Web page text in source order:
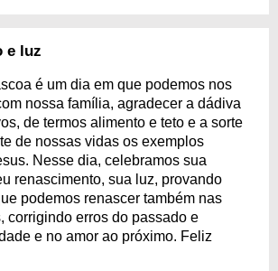
e luz
é um dia em que podemos nos
nossa família, agradecer a dádiva
de termos alimento e teto e a sorte
de nossas vidas os exemplos
Nesse dia, celebramos sua
renascimento, sua luz, provando
podemos renascer também nas
corrigindo erros do passado e
e no amor ao próximo. Feliz